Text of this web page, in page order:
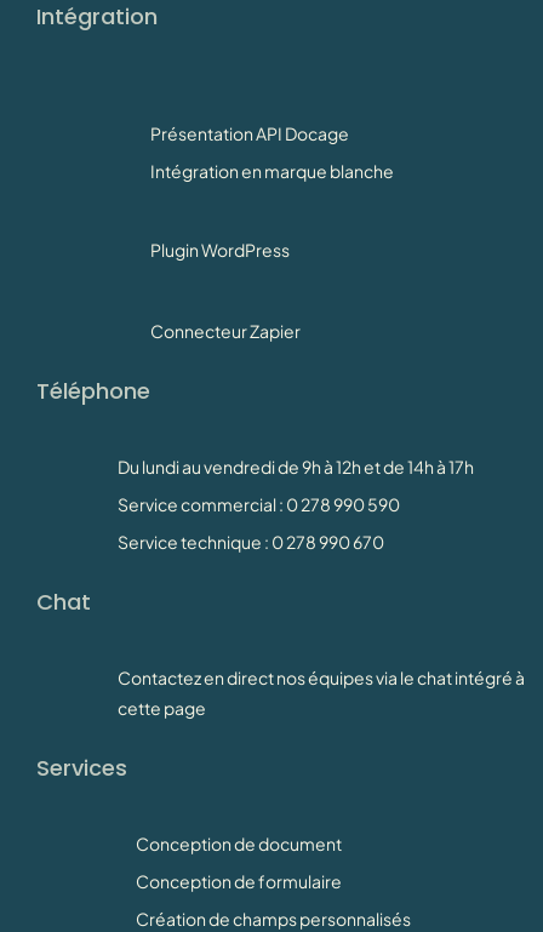
Intégration
Présentation API Docage
Intégration en marque blanche
Plugin WordPress
Connecteur Zapier
Téléphone
Du lundi au vendredi de 9h à 12h et de 14h à 17h
Service commercial : 0 278 990 590
Service technique : 0 278 990 670
Chat
Contactez en direct nos équipes via le chat intégré à
cette page
Services
Conception de document
Conception de formulaire
Création de champs personnalisés